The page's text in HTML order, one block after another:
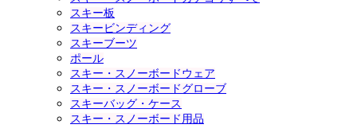
スキー板
スキービンディング
スキーブーツ
ポール
スキー・スノーボードウェア
スキー・スノーボードグローブ
スキーバッグ・ケース
スキー・スノーボード用品